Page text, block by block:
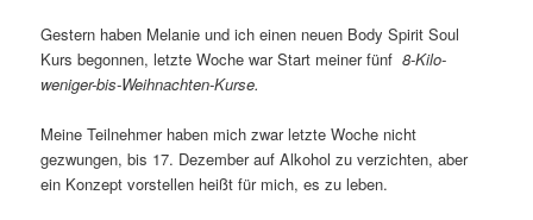
Gestern haben Melanie und ich einen neuen Body Spirit Soul
Kurs begonnen, letzte Woche war Start meiner fünf8-Kilo-
weniger-bis-Weihnachten-Kurse.
Meine Teilnehmer haben mich zwar letzte Woche nicht
gezwungen, bis 17. Dezember auf Alkohol zu verzichten, aber
ein Konzept vorstellen heißt für mich, es zu leben.